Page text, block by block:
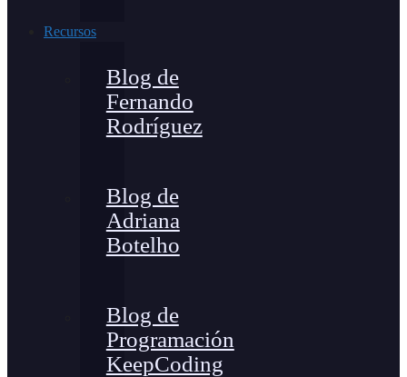
Recursos
Blog de
Fernando
Rodríguez
Blog de
Adriana
Botelho
Blog de
Programación
KeepCoding